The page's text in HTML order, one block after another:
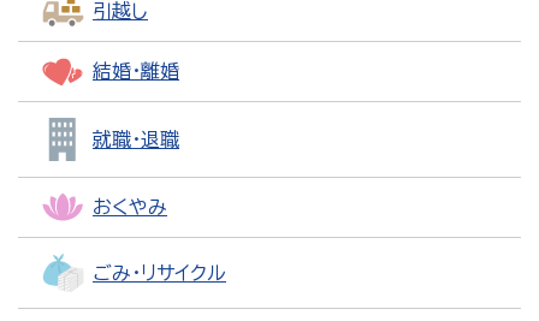
引越し
結婚・離婚
就職・退職
おくやみ
ごみ・リサイクル